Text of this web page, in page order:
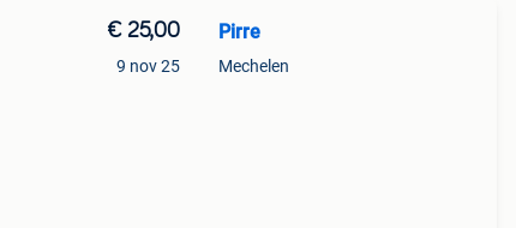
€ 25,00
9 nov 25
Pirre
Mechelen